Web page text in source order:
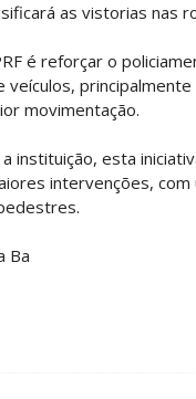
as vistorias nas
é reforçar o
veículos,
movimentação.
instituição, esta
intervenções,
Ba